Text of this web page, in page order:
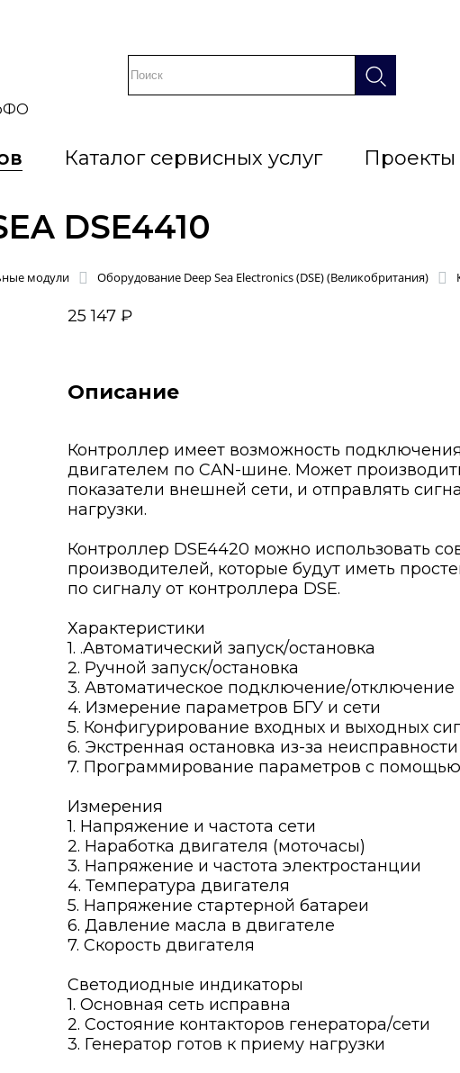
Каталог сервисных услуг Проекты
DSE4410
модули Оборудование Deep Sea Electronics (DSE) (Великобритания)
25 147 ₽
Описание
Контроллер имеет возможность
двигателем по CAN-шине. Может
показатели внешней сети, и отправлять
нагрузки.
Контроллер DSE4420 можно использовать
производителей, которые будут иметь
по сигналу от контроллера DSE.
Характеристики
1. .Автоматический запуск/остановка
2. Ручной запуск/остановка
3. Автоматическое подключение/отключение
4. Измерение параметров БГУ и сети
5. Конфигурирование входных и выходных
6. Экстренная остановка из-за неисправности
7. Программирование параметров с
Измерения
1. Напряжение и частота сети
2. Наработка двигателя (моточасы)
3. Напряжение и частота электростанции
4. Температура двигателя
5. Напряжение стартерной батареи
6. Давление масла в двигателе
7. Скорость двигателя
Светодиодные индикаторы
1. Основная сеть исправна
2. Состояние контакторов генератора/сети
3. Генератор готов к приему нагрузки